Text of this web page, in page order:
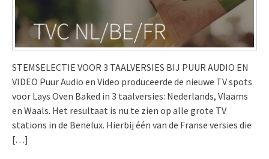
STEMSELECTIE VOOR 3 TAALVERSIES BIJ PUUR AUDIO EN
VIDEO Puur Audio en Video produceerde de nieuwe TV spots
voor Lays Oven Baked in 3 taalversies: Nederlands, Vlaams
en Waals. Het resultaat is nu te zien op alle grote TV
stations in de Benelux. Hierbij één van de Franse versies die
[…]